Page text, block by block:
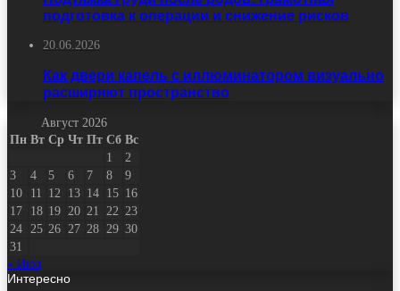
подготовка к операции и снижение рисков
20.06.2026
Как двери капель с иллюминатором визуально
расширяют пространство
Август 2026
Пн Вт Ср Чт Пт Сб Вс
1
2
3
4 5 6 7 8
9
10
11 12 13 14 15 16
17
18 19 20 21 22 23
24
25 26 27 28 29 30
31
« Июл
Интересно